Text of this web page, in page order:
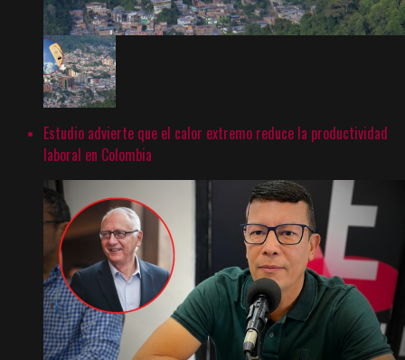
Estudio advierte que el calor extremo reduce la productividad
laboral en Colombia